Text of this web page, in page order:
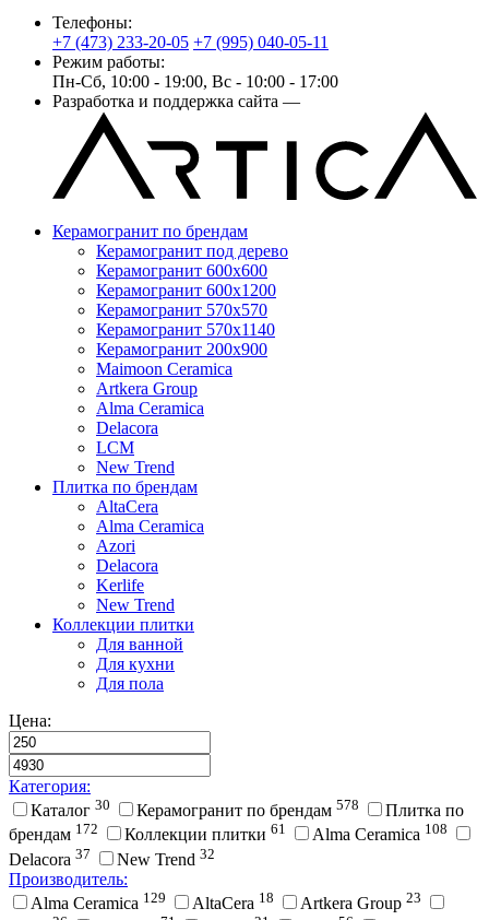
Телефоны:
+7 (473) 233-20-05 +7 (995) 040-05-11
Режим работы:
Пн-Сб, 10:00 - 19:00, Вс - 10:00 - 17:00
Разработка и поддержка сайта —
Керамогранит по брендам
Керамогранит под дерево
Керамогранит 600x600
Керамогранит 600x1200
Керамогранит 570x570
Керамогранит 570x1140
Керамогранит 200x900
Maimoon Ceramica
Artkera Group
Alma Ceramica
Delacora
LCM
New Trend
Плитка по брендам
AltaCera
Аlma Ceramica
Azori
Delacora
Kerlife
New Trend
Коллекции плитки
Для ванной
Для кухни
Для пола
Цена:
Категория:
Каталог 30 Керамогранит по брендам 578
Плитка по
брендам 172 Коллекции плитки 61 Alma Ceramica 108
Delacora 37 New Trend 32
Производитель:
Alma Ceramica 129 AltaCera 18 Artkera Group 23